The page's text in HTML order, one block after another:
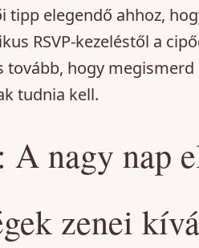
tipp elegendő ahhoz,
RSVP-kezeléstől a
tovább, hogy
tudnia kell.
nagy nap
zenei